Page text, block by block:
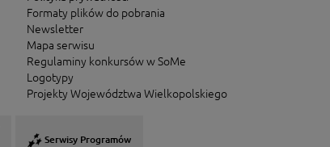
Formaty plików do pobrania
Newsletter
Mapa serwisu
Regulaminy konkursów w SoMe
Logotypy
Projekty Województwa Wielkopolskiego
Serwisy Programów